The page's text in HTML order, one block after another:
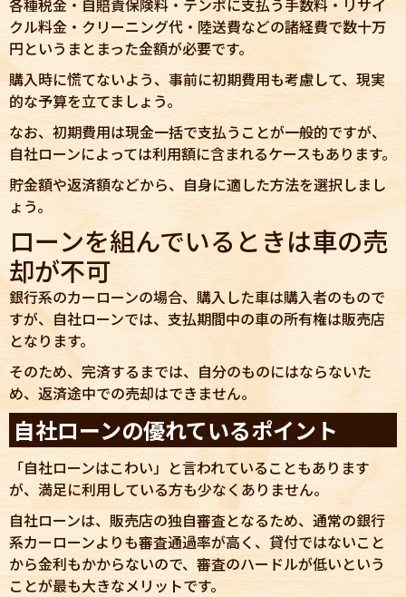
各種税金・自賠責保険料・テンポに支払う手数料・リサイ
クル料金・クリーニング代・陸送費などの諸経費で数十万
円というまとまった金額が必要です。
購入時に慌てないよう、事前に初期費用も考慮して、現実
的な予算を立てましょう。
なお、初期費用は現金一括で支払うことが一般的ですが、
自社ローンによっては利用額に含まれるケースもあります。
貯金額や返済額などから、自身に適した方法を選択しまし
ょう。
ローンを組んでいるときは車の売
却が不可
銀行系のカーローンの場合、購入した車は購入者のもので
すが、自社ローンでは、支払期間中の車の所有権は販売店
となります。
そのため、完済するまでは、自分のものにはならないた
め、返済途中での売却はできません。
自社ローンの優れているポイント
「自社ローンはこわい」と言われていることもあります
が、満足に利用している方も少なくありません。
自社ローンは、販売店の独自審査となるため、通常の銀行
系カーローンよりも審査通過率が高く、貸付ではないこと
から金利もかからないので、審査のハードルが低いという
ことが最も大きなメリットです。